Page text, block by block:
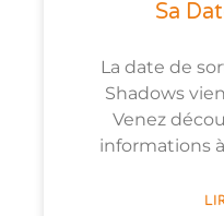
Sa
La date de
Shadows
Venez
informations